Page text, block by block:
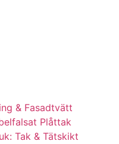
& Fasadtvätt
Plåttak
Tak & Tätskikt